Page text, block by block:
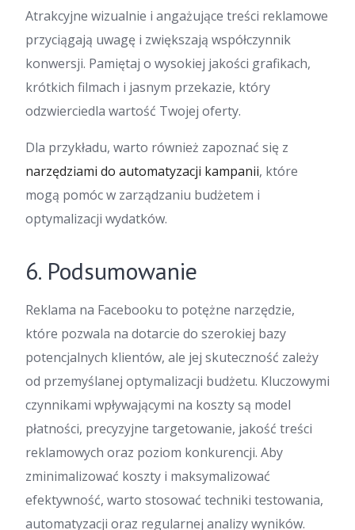
Atrakcyjne wizualnie i angażujące treści reklamowe
przyciągają uwagę i zwiększają współczynnik
konwersji. Pamiętaj o wysokiej jakości grafikach,
krótkich filmach i jasnym przekazie, który
odzwierciedla wartość Twojej oferty.
Dla przykładu, warto również zapoznać się z
narzędziami do automatyzacji kampanii, które
mogą pomóc w zarządzaniu budżetem i
optymalizacji wydatków.
6. Podsumowanie
Reklama na Facebooku to potężne narzędzie,
które pozwala na dotarcie do szerokiej bazy
potencjalnych klientów, ale jej skuteczność zależy
od przemyślanej optymalizacji budżetu. Kluczowymi
czynnikami wpływającymi na koszty są model
płatności, precyzyjne targetowanie, jakość treści
reklamowych oraz poziom konkurencji. Aby
zminimalizować koszty i maksymalizować
efektywność, warto stosować techniki testowania,
automatyzacji oraz regularnej analizy wyników.